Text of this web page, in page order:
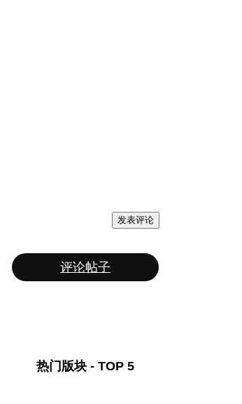
发表评论
评论帖子
热门版块 - TOP 5